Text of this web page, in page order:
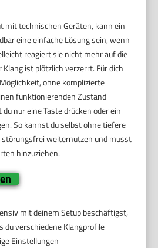
mit technischen Geräten, kann ein
eine einfache Lösung sein, wenn
reagiert sie nicht mehr auf die
Klang ist plötzlich verzerrt. Für dich
ohne komplizierte
funktionierenden Zustand
nur eine Taste drücken oder ein
So kannst du selbst ohne tiefere
weiternutzen und musst
hinzuziehen.
mit deinem Setup beschäftigst,
du verschiedene Klangprofile
Einstellungen